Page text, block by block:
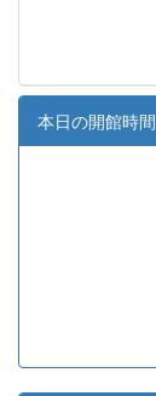
本日の開館時間